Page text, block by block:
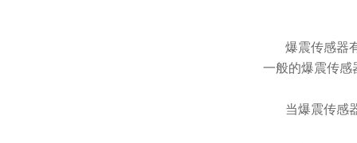
爆震传感器
一般的爆震传感
当爆震传感